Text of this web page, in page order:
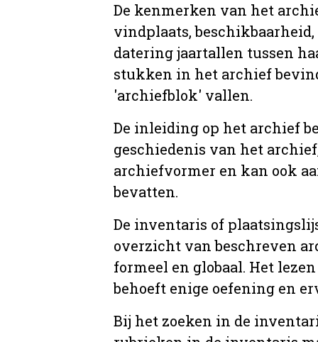
De kenmerken van het
vindplaats,
datering jaartallen tussen
stukken in het archief
'archiefblok' vallen.
De inleiding op het archief
geschiedenis van het
archiefvormer en kan ook
bevatten.
De inventaris of
overzicht van beschreven
formeel en globaal. Het
behoeft enige oefening en
Bij het zoeken in de